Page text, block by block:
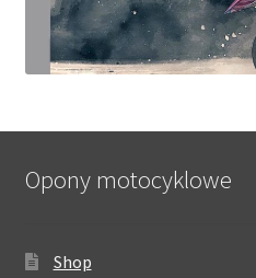
Opony motocyklowe
Shop